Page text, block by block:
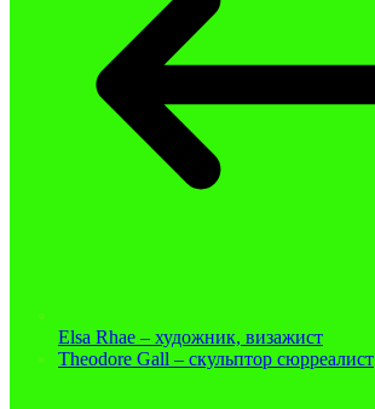
Elsa Rhae – художник, визажист
Theodore Gall – скульптор сюрреалист